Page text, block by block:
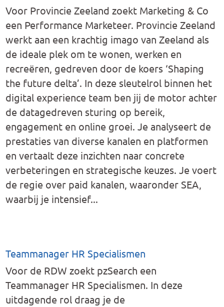
Voor Provincie Zeeland zoekt Marketing & Co
een Performance Marketeer. Provincie Zeeland
werkt aan een krachtig imago van Zeeland als
de ideale plek om te wonen, werken en
recreëren, gedreven door de koers ‘Shaping
the future delta’. In deze sleutelrol binnen het
digital experience team ben jij de motor achter
de datagedreven sturing op bereik,
engagement en online groei. Je analyseert de
prestaties van diverse kanalen en platformen
en vertaalt deze inzichten naar concrete
verbeteringen en strategische keuzes. Je voert
de regie over paid kanalen, waaronder SEA,
waarbij je intensief...
Teammanager HR Specialismen
Voor de RDW zoekt pzSearch een
Teammanager HR Specialismen. In deze
uitdagende rol draag je de